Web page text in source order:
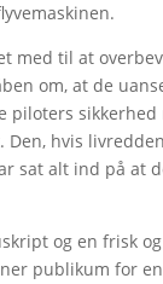
med til at
om, at de
piloters
hvis
sat alt ind på at
og en frisk
publikum for en